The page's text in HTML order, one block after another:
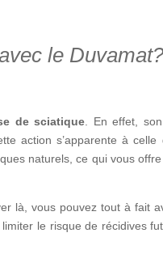
le Duvamat?
de sciatique . En effet,
action s’apparente à
naturels, ce qui vous offre
là, vous pouvez tout à fait
le risque de récidives